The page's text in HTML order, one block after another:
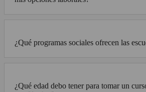
¿Qué programas sociales ofrecen las
¿Qué edad debo tener para tomar un